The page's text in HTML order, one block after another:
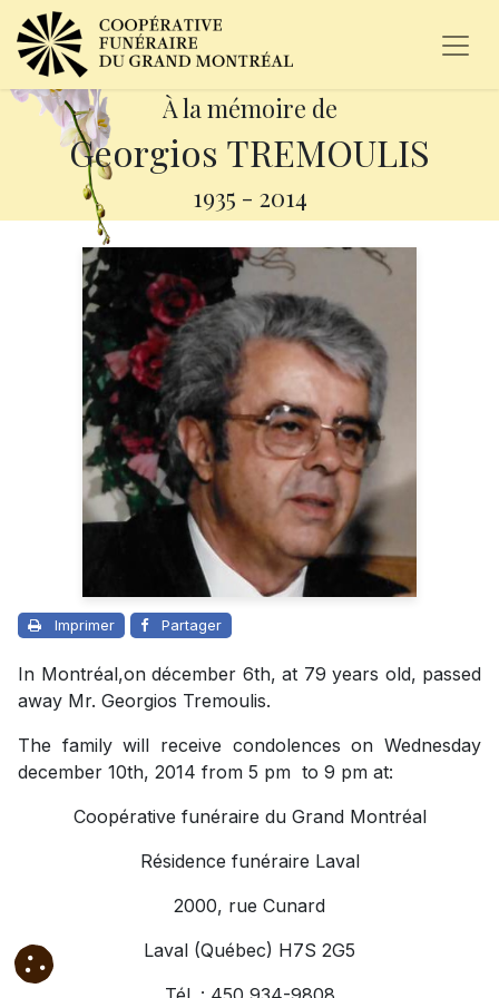
À la mémoire de
Georgios TREMOULIS
1935 - 2014
Imprimer Partager
In Montréal,on décember 6th, at 79 years old, passed
away Mr. Georgios Tremoulis.
The family will receive condolences on Wednesday
december 10th, 2014 from 5 pm to 9 pm at:
Coopérative funéraire du Grand Montréal
Résidence funéraire Laval
2000, rue Cunard
Laval (Québec) H7S 2G5